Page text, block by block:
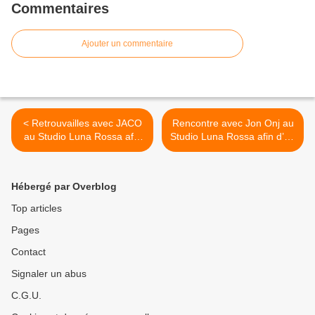
Commentaires
Ajouter un commentaire
< Retrouvailles avec JACO
au Studio Luna Rossa afin
d’en apprendre plus sur son
Rencontre avec Jon Onj au
Studio Luna Rossa afin d’en
apprendre plus sur «
Hébergé par Overblog
Top articles
Pages
Contact
Signaler un abus
C.G.U.